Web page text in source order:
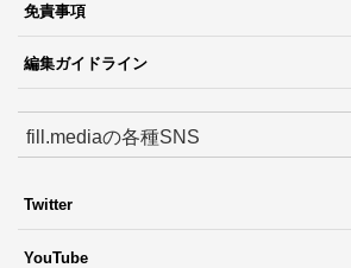
免責事項
編集ガイドライン
fill.mediaの各種SNS
Twitter
YouTube